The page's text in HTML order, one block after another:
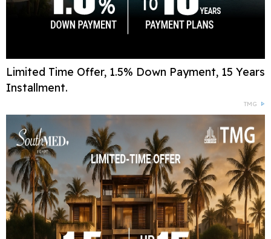
Limited Time Offer, 1.5% Down Payment, 15 Years
Installment.
TMG